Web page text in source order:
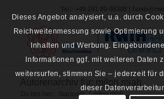
Startseite / milon.miah
Dieses Angebot analysiert, u.a. durch
Reichweitenmessung sowie Optimierung
Inhalten und Werbung.
Informationen ggf. mit weiteren Daten
weitersurfen, stimmen Sie – jederzeit für
dieser